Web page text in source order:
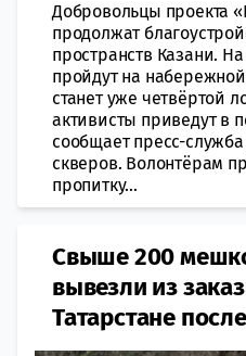
Добровольцы проекта
продолжат
пространств Казани.
пройдут на
станет уже четвёртой
активисты приведут в
сообщает пресс-
скверов. Волонтёрам
пропитку...
Свыше 200
вывезли из
Татарстане